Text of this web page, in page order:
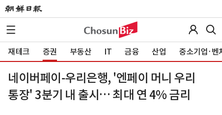
재테크 증권 부동산 IT 금융 산업 중소기업·벤
네이버페이-우리은행, '엔페이 머니 우리
통장' 3분기 내 출시… 최대 연 4% 금리